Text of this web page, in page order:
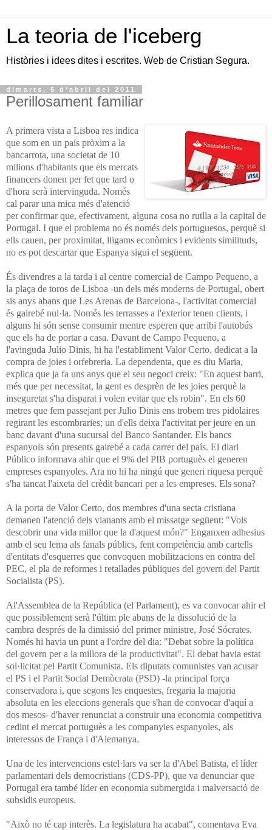
La teoria de l'iceberg
Històries i idees dites i escrites. Web de Cristian Segura.
dimarts, 5 d’abril del 2011
Perillosament familiar
A primera vista a Lisboa res indica
que som en un país pròxim a la
bancarrota, una societat de 10
milions d'habitants que els mercats
financers donen per fet que tard o
d'hora serà intervinguda. Només
cal parar una mica més d'atenció
per confirmar que, efectivament, alguna cosa no rutlla a la capital de
Portugal. I que el problema no és només dels portuguesos, perquè si
ells cauen, per proximitat, lligams econòmics i evidents similituds,
no es pot descartar que Espanya sigui el següent.
És divendres a la tarda i al centre comercial de Campo Pequeno, a
la plaça de toros de Lisboa -un dels més moderns de Portugal, obert
sis anys abans que Les Arenas de Barcelona-, l'activitat comercial
és gairebé nul·la. Només les terrasses a l'exterior tenen clients, i
alguns hi són sense consumir mentre esperen que arribi l'autobús
que els ha de portar a casa. Davant de Campo Pequeno, a
l'avinguda Julio Dinis, hi ha l'establiment Valor Certo, dedicat a la
compra de joies i orfebreria. La dependenta, que es diu Maria,
explica que ja fa uns anys que el seu negoci creix: "En aquest barri,
més que per necessitat, la gent es desprèn de les joies perquè la
inseguretat s'ha disparat i volen evitar que els robin". En els 60
metres que fem passejant per Julio Dinis ens trobem tres pidolaires
regirant les escombraries; un d'ells deixa l'activitat per jeure en un
banc davant d'una sucursal del Banco Santander. Els bancs
espanyols són presents gairebé a cada carrer del país. El diari
Público informava ahir que el 9% del PIB portuguès el generen
empreses espanyoles. Ara no hi ha ningú que generi riquesa perquè
s'ha tancat l'aixeta del crèdit bancari per a les empreses. Els sona?
A la porta de Valor Certo, dos membres d'una secta cristiana
demanen l'atenció dels vianants amb el missatge següent: "Vols
descobrir una vida millor que la d'aquest món?" Enganxen adhesius
amb el seu lema als fanals públics, fent competència amb cartells
d'entitats d'esquerres que convoquen mobilitzacions en contra del
PEC, el pla de reformes i retallades públiques del govern del Partit
Socialista (PS).
Al'Assemblea de la República (el Parlament), es va convocar ahir el
que possiblement serà l'últim ple abans de la dissolució de la
cambra després de la dimissió del primer ministre, José Sócrates.
Només hi havia un punt a l'ordre del dia: "Debat sobre la política
del govern per a la millora de la productivitat". El debat havia estat
sol·licitat pel Partit Comunista. Els diputats comunistes van acusar
el PS i el Partit Social Demòcrata (PSD) -la principal força
conservadora i, que segons les enquestes, fregaria la majoria
absoluta en les eleccions generals que s'han de convocar d'aquí a
dos mesos- d'haver renunciat a construir una economia competitiva
cedint el mercat portuguès a les companyies espanyoles, als
interessos de França i d'Alemanya.
Una de les intervencions estel·lars va ser la d'Abel Batista, el líder
parlamentari dels democristians (CDS-PP), que va denunciar que
Portugal era també líder en economia submergida i malversació de
subsidis europeus.
"Això no té cap interès. La legislatura ha acabat", comentava Eva